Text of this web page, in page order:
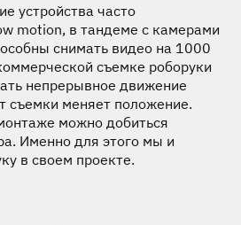
устройства часто
motion, в тандеме с камерами
снимать видео на 1000
съемке роборуки
непрерывное движение
съемки меняет положение.
можно добиться
Именно для этого мы и
в своем проекте.